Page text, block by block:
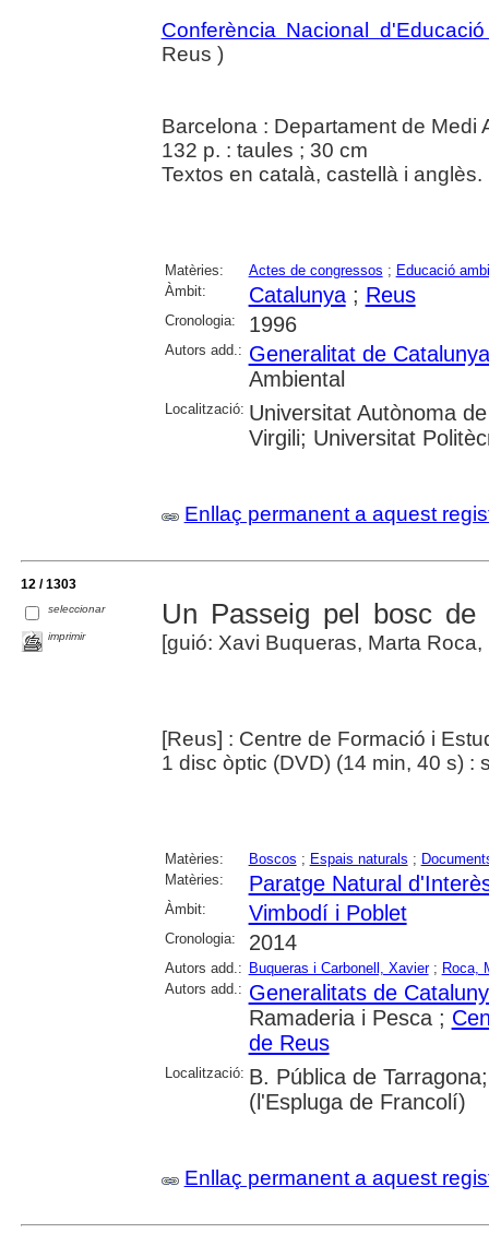
Conferència Nacional
Reus )
Barcelona : Departament de Medi
132 p. : taules ; 30 cm
Textos en català, castellà i anglès.
Matèries: Actes de congressos ; Educació
Àmbit:
Catalunya; Reus
Cronologia: 1996
Autors add.: Generalitat de Catalunya
Ambiental
Localització: Universitat Autònoma
Virgili; Universitat
Enllaç permanent a aquest
12 / 1303
seleccionar
imprimir
Un Passeig pel bosc de
[guió: Xavi Buqueras, Marta
[Reus] : Centre de Formació i
1 disc òptic (DVD) (14 min, 40 s) :
Matèries: Boscos ; Espais naturals ;
Matèries:
Paratge Natural
Àmbit: Vimbodí i Poblet
Cronologia: 2014
Autors add.: Buqueras i Carbonell, Xavier; Roca,
Autors add.: Generalitats de
Ramaderia i Pesca ;
de Reus
Localització: B. Pública de
(l'Espluga de Francolí)
Enllaç permanent a aquest